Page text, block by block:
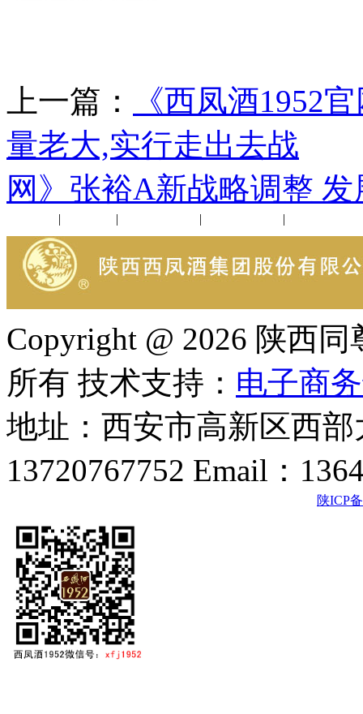
上一篇：
《西凤酒1952
量老大,实行走出去战
网》张裕A新战略调整
| | | |
Copyright @ 2026 陕西
所有 技术支持： 电子商
地址：西安市高新区西
13720767752 Email：
陕ICP